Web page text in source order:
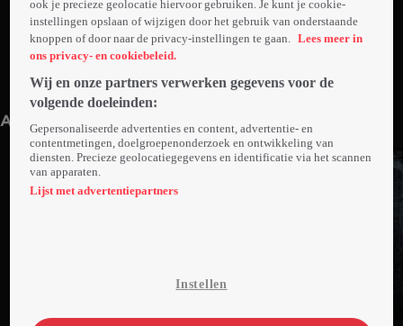
Trailer: The Boy: Brahms' Curse
Anderen kijken ook
Trailer
Trailer
ook je precieze geolocatie hiervoor gebruiken. Je kunt je cookie-
instellingen opslaan of wijzigen door het gebruik van onderstaande
knoppen of door naar de privacy-instellingen te gaan.
Lees meer in
ons privacy- en cookiebeleid.
Wij en onze partners verwerken gegevens voor de
volgende doeleinden:
Gepersonaliseerde advertenties en content, advertentie- en
contentmetingen, doelgroepenonderzoek en ontwikkeling van
diensten. Precieze geolocatiegegevens en identificatie via het scannen
van apparaten.
Lijst met advertentiepartners
Instellen